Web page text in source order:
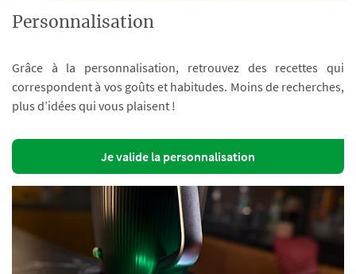
Personnalisation
Grâce à la personnalisation, retrouvez des recettes qui
correspondent à vos goûts et habitudes. Moins de recherches,
plus d’idées qui vous plaisent !
Je valide la personnalisation